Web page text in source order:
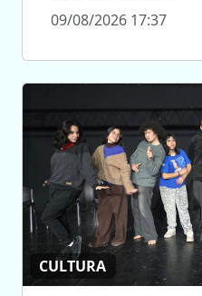
09/08/2026 17:37
CULTURA